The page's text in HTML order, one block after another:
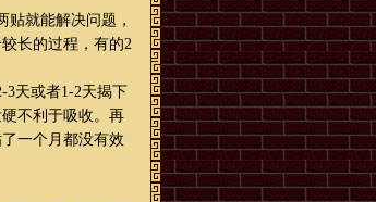
就能解决问题，
长的过程，有的2
3天或者1-2天揭下
不利于吸收。再
一个月都没有效